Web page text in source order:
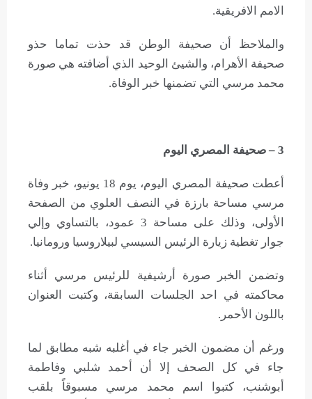
الامم الافريقية.
والملاحظ أن صحيفة الوطن قد حذت تماما حذو
صحيفة الأهرام، والشيئ الوحيد الذي أضافته هي صورة
محمد مرسي التي تضمنها خبر الوفاة.
3 – صحيفة المصري اليوم
أعطت صحيفة المصري اليوم، يوم 18 يونيو، خبر وفاة
مرسي مساحة بارزة في النصف العلوي من الصفحة
الأولى، وذلك على مساحة 3 عمود، بالتساوي وإلي
جوار تغطية زيارة الرئيس السيسي لبيلاروسيا ورومانيا.
وتضمن الخبر صورة أرشيفية للرئيس مرسي أثناء
محاكمته في احد الجلسات السابقة، وكتبت العنوان
باللون الأحمر.
ورغم أن مضمون الخبر جاء في أغلبه شبه مطابق لما
جاء في كل الصحف إلا أن أحمد شلبي وفاطمة
أبوشنب، كتبوا اسم محمد مرسي مسبوقاً بلقب